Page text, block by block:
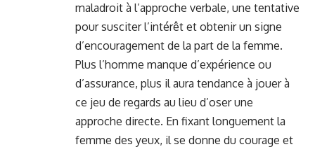
maladroit à l’approche verbale, une tentative
pour susciter l’intérêt et obtenir un signe
d’encouragement de la part de la femme.
Plus l’homme manque d’expérience ou
d’assurance, plus il aura tendance à jouer à
ce jeu de regards au lieu d’oser une
approche directe. En fixant longuement la
femme des yeux, il se donne du courage et